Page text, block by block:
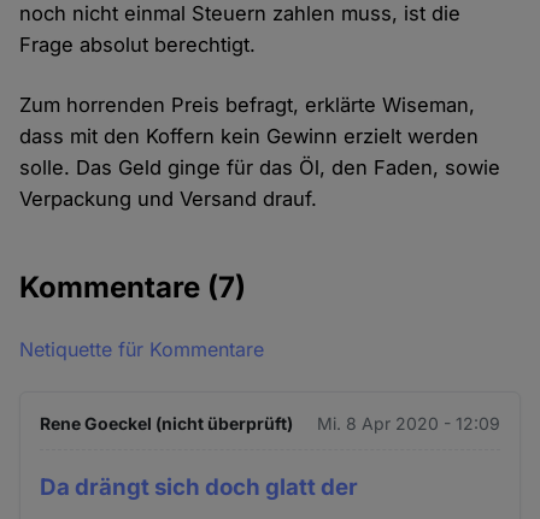
noch nicht einmal Steuern zahlen muss, ist die
Frage absolut berechtigt.
Zum horrenden Preis befragt, erklärte Wiseman,
dass mit den Koffern kein Gewinn erzielt werden
solle. Das Geld ginge für das Öl, den Faden, sowie
Verpackung und Versand drauf.
Kommentare (7)
Netiquette für Kommentare
Rene Goeckel (nicht überprüft) Mi. 8 Apr 2020 - 12:09
Da drängt sich doch glatt der